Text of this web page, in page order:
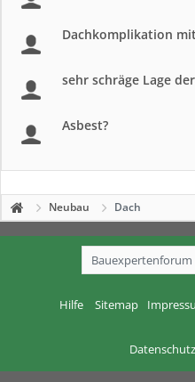
Dachkomplikation
sehr schräge Lage
Asbest?
Neubau Dach
Bauexpertenforum
Hilfe Sitemap